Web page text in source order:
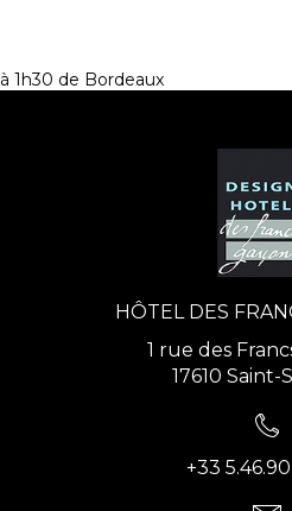
à 1h30 de Bordeaux
HÔTEL DES
1 rue des
17610 Saint-
+33